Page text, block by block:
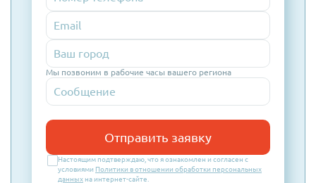
телефона
Email
Мы позвоним в рабочие часы вашего региона
Отправить заявку
Настоящим подтверждаю, что я ознакомлен и согласен с
условиями Политики в отношении обработки персональных
данных на интернет-сайте.